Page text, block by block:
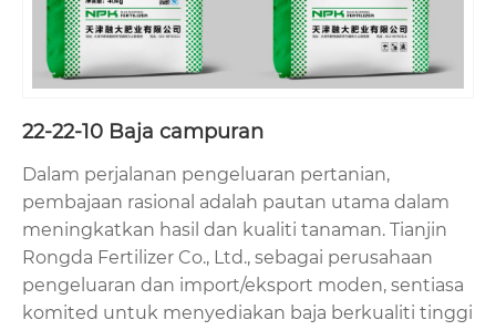
22-22-10 Baja campuran
Dalam perjalanan pengeluaran pertanian,
pembajaan rasional adalah pautan utama dalam
meningkatkan hasil dan kualiti tanaman. Tianjin
Rongda Fertilizer Co., Ltd., sebagai perusahaan
pengeluaran dan import/eksport moden, sentiasa
komited untuk menyediakan baja berkualiti tinggi